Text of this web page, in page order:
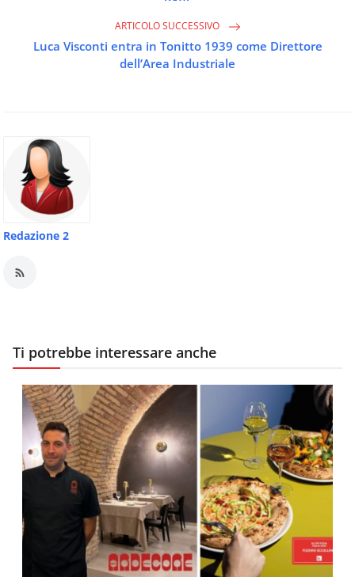
ARTICOLO SUCCESSIVO
Luca Visconti entra in Tonitto 1939 come Direttore
dell’Area Industriale
Redazione 2
Ti potrebbe interessare anche